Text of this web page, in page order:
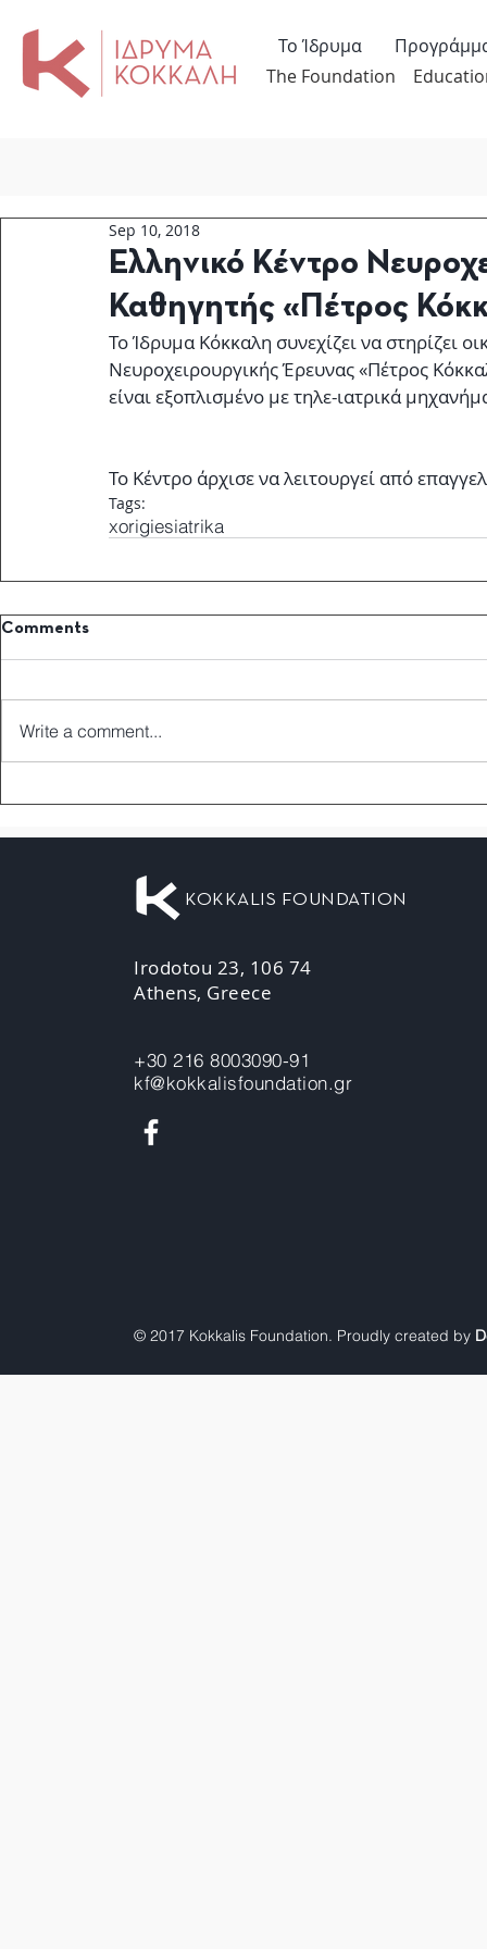
The Foundation
Το Ίδρυμα
Ελληνικό Κέντρο
Καθηγητής «Πέτρος
Sep 10, 2018
Το Ίδρυμα Κόκκαλη συνεχίζει να στηρίζει
Νευροχειρουργικής Έρευνας «Πέτρος
είναι εξοπλισμένο με τηλε-ιατρικά
Το Κέντρο άρχισε να λειτουργεί από
Tags:
xorigiesiatrika
Comments
Write a comment...
KOKKALIS FOUNDATION
Irodotou 23, 106 74
Athens, Greece
+30 216 8003090-91
kf@kokkalisfoundation.gr
© 2017 Kokkalis Foundation. Proudly created by